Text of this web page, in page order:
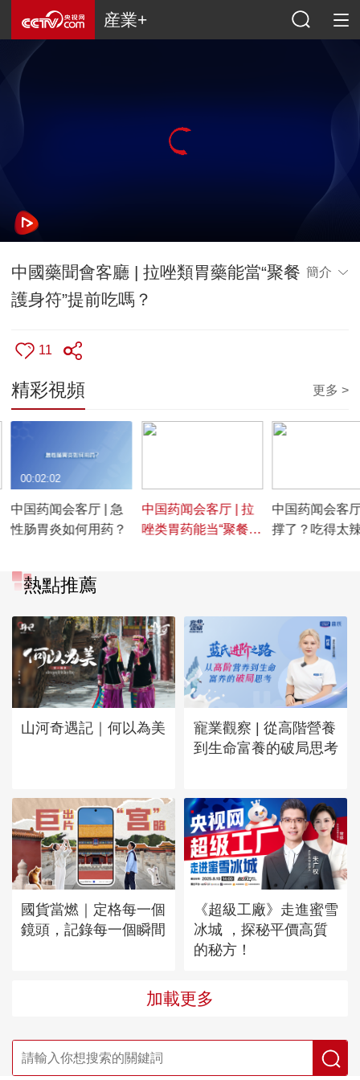
産業+
中國藥聞會客廳 | 拉唑類胃藥能當“聚餐
護身符”提前吃嗎？
簡介
11
精彩視頻 更多 >
中国药闻会客厅 | 急
性肠胃炎如何用药？
00:02:02
中国药闻会客厅 | 拉
唑类胃药能当“聚餐护
中国药闻会客
撑了？吃得太
熱點推薦
山河奇遇記｜何以為美
寵業觀察 | 從高階營養
到生命富養的破局思考
國貨當燃｜定格每一個
鏡頭，記錄每一個瞬間
《超級工廠》走進蜜雪
冰城 ，探秘平價高質
的秘方！
加載更多